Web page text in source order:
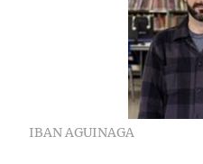
IBAN AGUINAGA